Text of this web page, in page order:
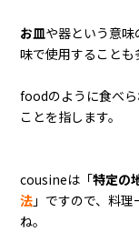
お皿や器という意
味で使用することも
foodのように食べ
ことを指します。
cousineは「特定の
法 」ですので、料
ね。